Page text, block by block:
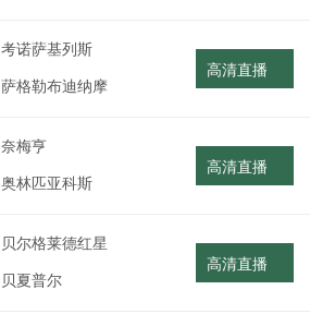
考诺萨基列斯
萨格勒布迪纳摩
高清直播
奈梅亨
奥林匹亚科斯
高清直播
贝尔格莱德红星
贝夏普尔
高清直播